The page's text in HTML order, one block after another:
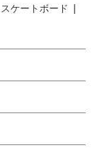
スケートボード